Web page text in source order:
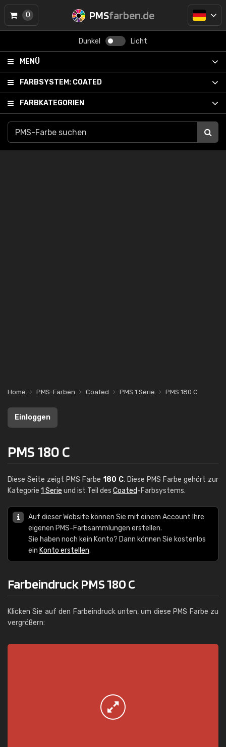
PMSfarben.de
Dunkel Licht
MENÜ
FARBSYSTEM: COATED
FARBKATEGORIEN
0
Home PMS-Farben Coated PMS 1 Serie PMS 180 C
Einloggen
PMS 180 C
Diese Seite zeigt PMS Farbe 180 C. Diese PMS Farbe gehört zur
Kategorie 1 Serie und ist Teil des Coated-Farbsystems.
Auf dieser Website können Sie mit einem Account Ihre
eigenen PMS-Farbsammlungen erstellen.
Sie haben noch kein Konto? Dann können Sie kostenlos
ein Konto erstellen.
Farbeindruck PMS 180 C
Klicken Sie auf den Farbeindruck unten, um diese PMS Farbe zu
vergrößern: